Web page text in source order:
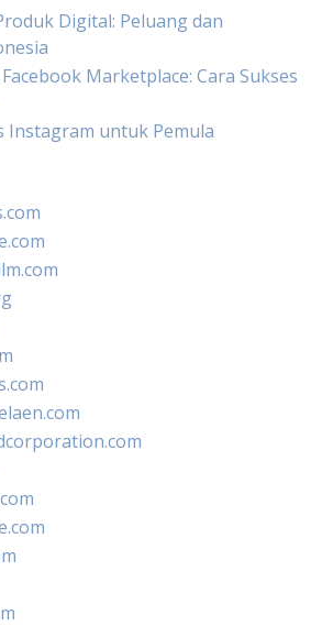
Digital: Peluang dan
Marketplace: Cara Sukses
Instagram untuk Pemula